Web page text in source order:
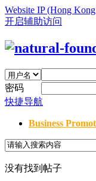
Website IP (Hong
开启辅助访问
密码
快捷导航
Business
没有找到帖子